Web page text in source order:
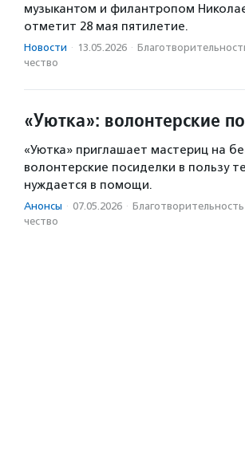
музыкантом и филантропом
отметит 28 мая пятилетие.
Новости · 13.05.2026 ·
чест­во
«Уютка»: волонтерские
«Уютка» приглашает мастериц на
волонтерские посиделки в пользу
нуждается в помощи.
Анонсы · 07.05.2026 ·
чест­во